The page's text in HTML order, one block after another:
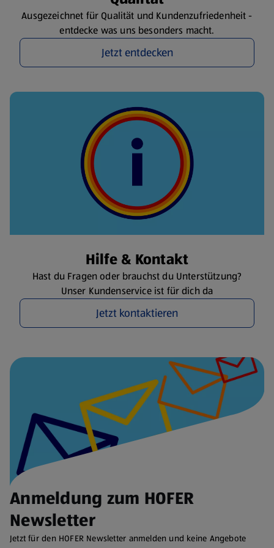
Ausgezeichnet für Qualität und Kundenzufriedenheit -
entdecke was uns besonders macht.
Jetzt entdecken
Hilfe & Kontakt
Hast du Fragen oder brauchst du Unterstützung?
Unser Kundenservice ist für dich da
Jetzt kontaktieren
Anmeldung zum HOFER
Newsletter
Jetzt für den HOFER Newsletter anmelden und keine Angebote